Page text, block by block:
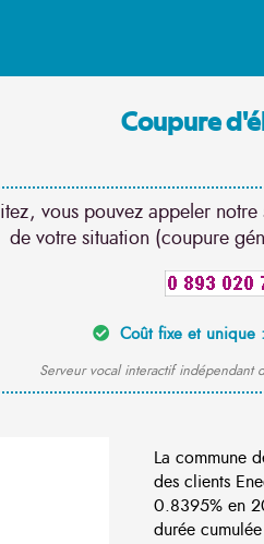
Coupure
vous pouvez appeler
de votre situation (coupure
Coût fixe et unique
Serveur vocal interactif indépendant
La commune
des clients
0.8395% en
durée